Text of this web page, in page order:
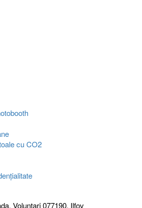
cu CO2
Voluntari 077190, Ilfov